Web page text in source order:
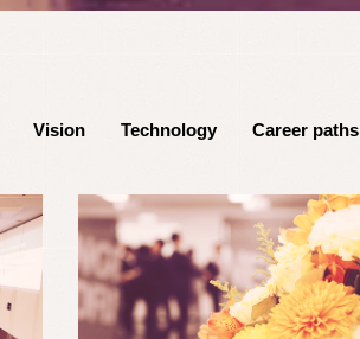
Vision Technology Career paths